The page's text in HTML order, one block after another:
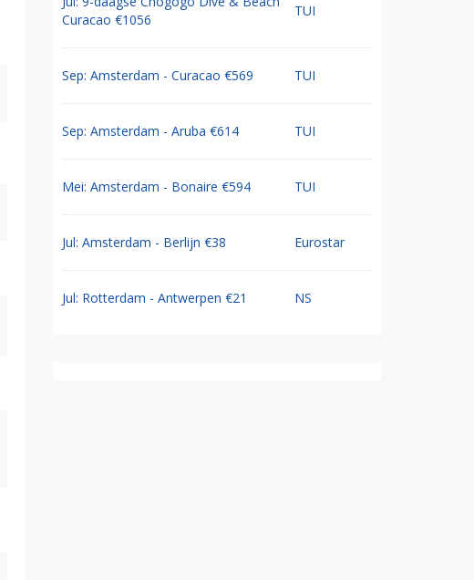
Curacao €1056
TUI
Sep: Amsterdam - Curacao €569 TUI
Sep: Amsterdam - Aruba €614 TUI
Mei: Amsterdam - Bonaire €594 TUI
Jul: Amsterdam - Berlijn €38 Eurostar
Jul: Rotterdam - Antwerpen €21 NS